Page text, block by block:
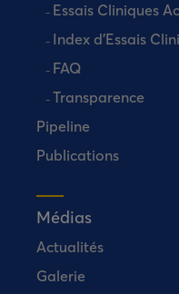
Essais Cliniques
Index d’Essais
FAQ
Transparence
Pipeline
Publications
Médias
Actualités
Galerie